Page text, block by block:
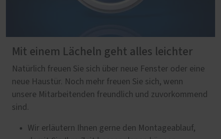
Mit einem Lächeln geht alles leichter
Natürlich freuen Sie sich über neue Fenster oder eine
neue Haustür. Noch mehr freuen Sie sich, wenn
unsere Mitarbeitenden freundlich und zuvorkommend
sind.
Wir erläutern Ihnen gerne den Montageablauf,